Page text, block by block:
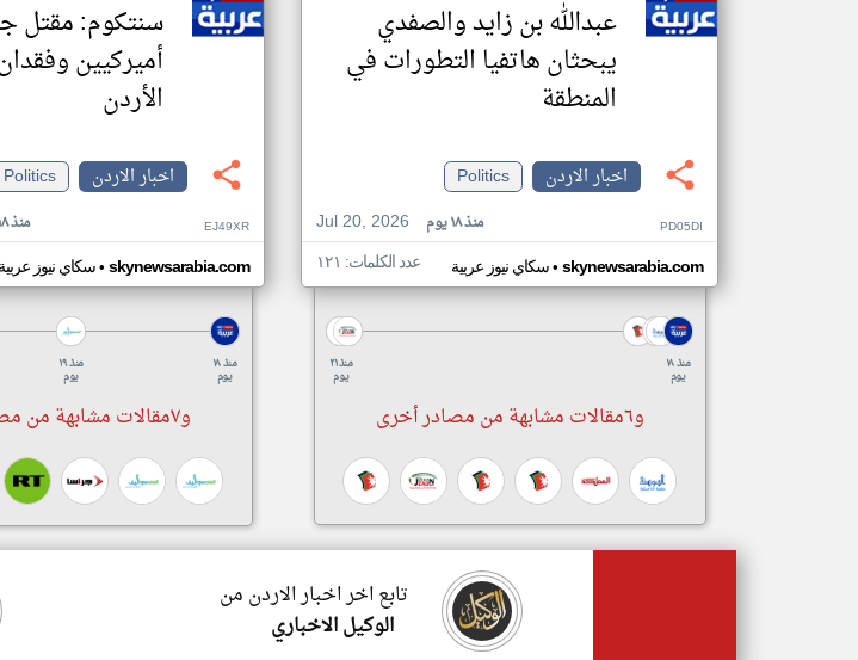
عبدالله بن زايد والصفدي
يبحثان هاتفيا التطورات في
المنطقة
اخبار الاردن
Politics
Jul 20, 2026
منذ ١٨ يوم PD05DI
سكاي نيوز عربية• skynewsarabia.com عدد الكلمات: ١٢١
منذ ٢١
يوم
منذ ١٨
يوم
و٦مقالات مشابهة من مصادر أخرى
سنتكوم: مقتل
أميركيين
الأردن
اخبار الاردن
Politics
منذ ١٨ يوم EJ49XR
سكاي نيوز عربية• skynewsarabia.com
منذ ١٩
يوم
منذ ١٨
يوم
و٧مقالات مشابهة من مصادر أخرى
تابع اخر اخبار الاردن من
الوكيل الاخباري